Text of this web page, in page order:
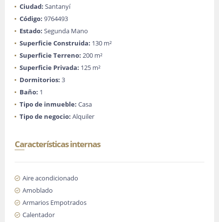
Ciudad: Santanyí
Código: 9764493
Estado: Segunda Mano
Superficie Construida: 130 m²
Superficie Terreno: 200 m²
Superficie Privada: 125 m²
Dormitorios: 3
Baño: 1
Tipo de inmueble: Casa
Tipo de negocio: Alquiler
Características internas
Aire acondicionado
Amoblado
Armarios Empotrados
Calentador